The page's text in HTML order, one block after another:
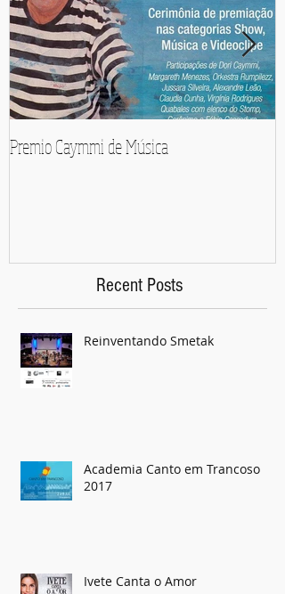
Recent Posts
Premio Caymmi de Música
Reinventando Smetak
Academia Canto em Trancoso
2017
Ivete Canta o Amor